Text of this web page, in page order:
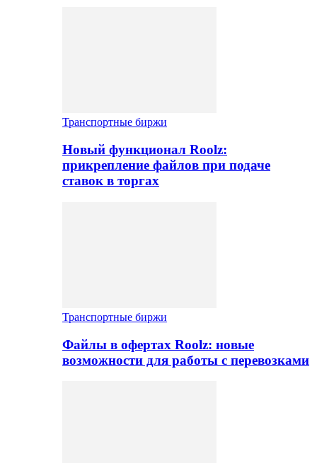
Транспортные биржи
Новый функционал Roolz:
прикрепление файлов при подаче
ставок в торгах
Транспортные биржи
Файлы в офертах Roolz: новые
возможности для работы с перевозками